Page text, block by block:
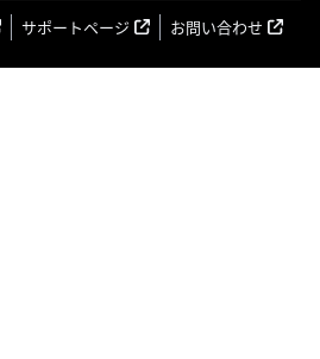
サポートページ
お問い合わせ